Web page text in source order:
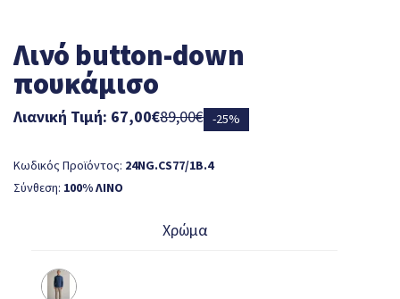
Λινό button-down
πουκάμισο
89,00€
Λιανική Τιμή: 67,00€ -25%
Κωδικός Προϊόντος: 24NG.CS77/1B.4
Σύνθεση: 100% ΛΙΝΟ
Χρώμα